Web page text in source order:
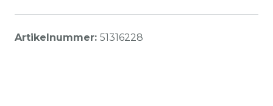
Artikelnummer: 51316228